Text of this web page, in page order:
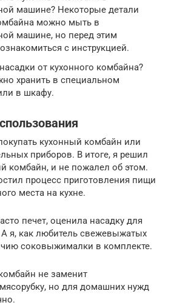
машине? Некоторые детали
можно мыть в
машине, но перед этим
с инструкцией.
от кухонного комбайна?
хранить в специальном
в шкафу.
кухонный комбайн или
приборов. В итоге, я решил
комбайн, и не пожалел об этом.
процесс приготовления пищи
места на кухне.
печет, оценила насадку для
я, как любитель свежевыжатых
соковыжималки в комплекте.
не заменит
но для домашних нужд